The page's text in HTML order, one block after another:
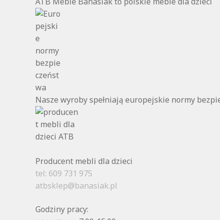
Nasze wyroby spełniają europejskie normy
Producent mebli dla dzieci
tel: 609 731 975
atbsklep@banasiak.pl
Godziny pracy: